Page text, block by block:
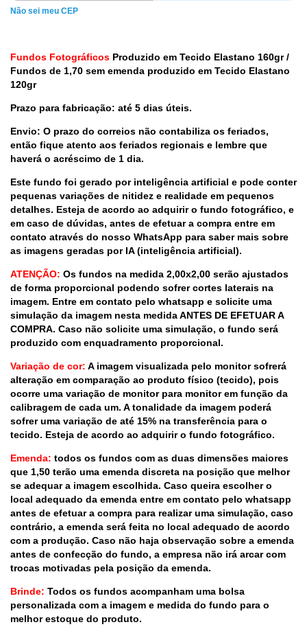
Não sei meu CEP
Fundos Fotográficos Produzido em Tecido Elastano 160gr /
Fundos de 1,70 sem emenda produzido em Tecido Elastano
120gr
Prazo para fabricação: até 5 dias úteis.
Envio: O prazo do correios não contabiliza os feriados,
então fique atento aos feriados regionais e lembre que
haverá o acréscimo de 1 dia.
Este fundo foi gerado por inteligência artificial e pode conter
pequenas variações de nitidez e realidade em pequenos
detalhes. Esteja de acordo ao adquirir o fundo fotográfico, e
em caso de dúvidas, antes de efetuar a compra entre em
contato através do nosso WhatsApp para saber mais sobre
as imagens geradas por IA (inteligência artificial).
ATENÇÃO: Os fundos na medida 2,00x2,00 serão ajustados
de forma proporcional podendo sofrer cortes laterais na
imagem. Entre em contato pelo whatsapp e solicite uma
simulação da imagem nesta medida ANTES DE EFETUAR A
COMPRA. Caso não solicite uma simulação, o fundo será
produzido com enquadramento proporcional.
Variação de cor: A imagem visualizada pelo monitor sofrerá
alteração em comparação ao produto físico (tecido), pois
ocorre uma variação de monitor para monitor em função da
calibragem de cada um. A tonalidade da imagem poderá
sofrer uma variação de até 15% na transferência para o
tecido. Esteja de acordo ao adquirir o fundo fotográfico.
Emenda: todos os fundos com as duas dimensões maiores
que 1,50 terão uma emenda discreta na posição que melhor
se adequar a imagem escolhida. Caso queira escolher o
local adequado da emenda entre em contato pelo whatsapp
antes de efetuar a compra para realizar uma simulação, caso
contrário, a emenda será feita no local adequado de acordo
com a produção. Caso não haja observação sobre a emenda
antes de confecção do fundo, a empresa não irá arcar com
trocas motivadas pela posição da emenda.
Brinde: Todos os fundos acompanham uma bolsa
personalizada com a imagem e medida do fundo para o
melhor estoque do produto.